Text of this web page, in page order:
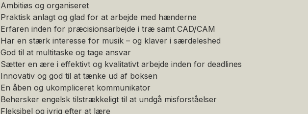
Ambitiøs og organiseret
Praktisk anlagt og glad for at arbejde med hænderne
Erfaren inden for præcisionsarbejde i træ samt CAD/CAM
Har en stærk interesse for musik – og klaver i særdeleshed
God til at multitaske og tage ansvar
Sætter en ære i effektivt og kvalitativt arbejde inden for deadlines
Innovativ og god til at tænke ud af boksen
En åben og ukompliceret kommunikator
Behersker engelsk tilstrækkeligt til at undgå misforståelser
Fleksibel og ivrig efter at lære